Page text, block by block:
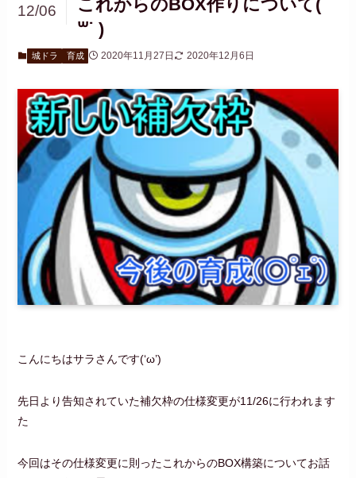
これからのBOX作りについて‪( ˙
꒳​˙ )
12/06
城ドラ 育成 2020年11月27日 2020年12月6日
こんにちはサラさんです(‘ω’)
先日より告知されていた補欠枠の仕様変更が11/26に行われます
た
今回はその仕様変更に則ったこれからのBOX構築についてお話